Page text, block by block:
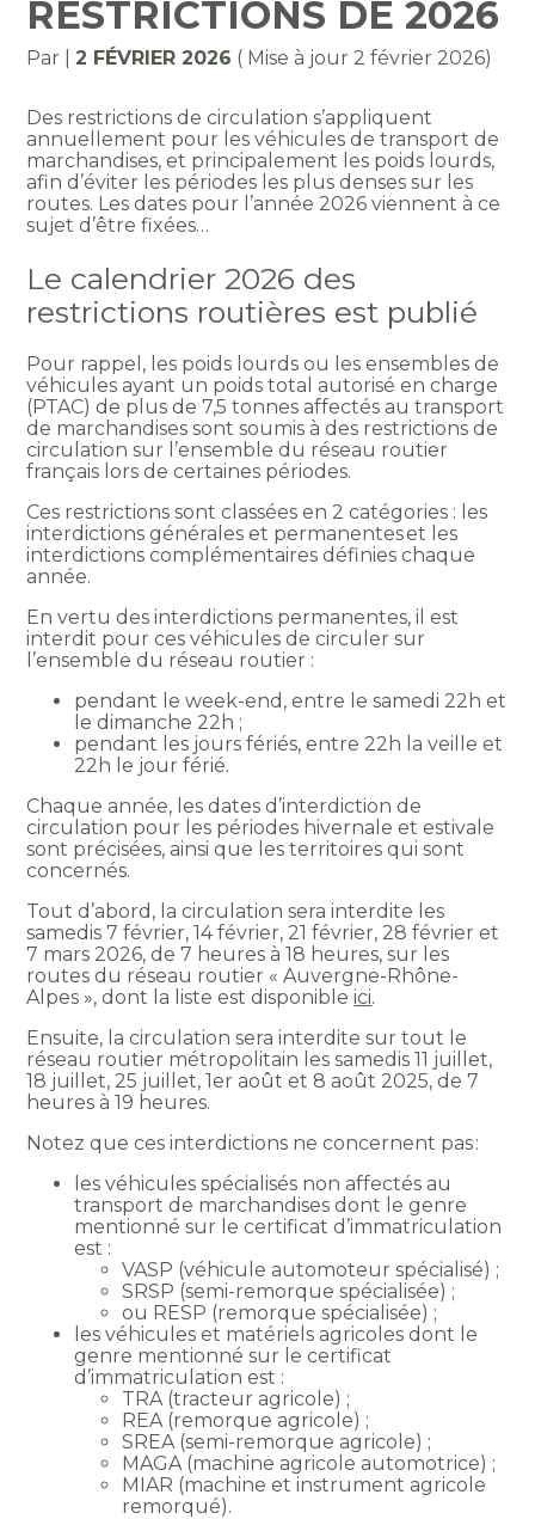
RESTRICTIONS DE 2026
Par |2 FÉVRIER 2026 ( Mise à jour 2 février 2026)
Des restrictions de circulation s’appliquent
annuellement pour les véhicules de transport de
marchandises, et principalement les poids lourds,
afin d’éviter les périodes les plus denses sur les
routes. Les dates pour l’année 2026 viennent à ce
sujet d’être fixées…
Le calendrier 2026 des
restrictions routières est publié
Pour rappel, les poids lourds ou les ensembles de
véhicules ayant un poids total autorisé en charge
(PTAC) de plus de 7,5 tonnes affectés au transport
de marchandises sont soumis à des restrictions de
circulation sur l’ensemble du réseau routier
français lors de certaines périodes.
Ces restrictions sont classées en 2 catégories : les
interdictions générales et permanentes et les
interdictions complémentaires définies chaque
année.
En vertu des interdictions permanentes, il est
interdit pour ces véhicules de circuler sur
l’ensemble du réseau routier :
pendant le week-end, entre le samedi 22h et
le dimanche 22h ;
pendant les jours fériés, entre 22h la veille et
22h le jour férié.
Chaque année, les dates d’interdiction de
circulation pour les périodes hivernale et estivale
sont précisées, ainsi que les territoires qui sont
concernés.
Tout d’abord, la circulation sera interdite les
samedis 7 février, 14 février, 21 février, 28 février et
7 mars 2026, de 7 heures à 18 heures, sur les
routes du réseau routier « Auvergne-Rhône-
Alpes », dont la liste est disponibleici.
Ensuite, la circulation sera interdite sur tout le
réseau routier métropolitain les samedis 11 juillet,
18 juillet, 25 juillet, 1er août et 8 août 2025, de 7
heures à 19 heures.
Notez que ces interdictions ne concernent pas :
les véhicules spécialisés non affectés au
transport de marchandises dont le genre
mentionné sur le certificat d’immatriculation
est :
VASP (véhicule automoteur spécialisé) ;
SRSP (semi-remorque spécialisée) ;
ou RESP (remorque spécialisée) ;
les véhicules et matériels agricoles dont le
genre mentionné sur le certificat
d’immatriculation est :
TRA (tracteur agricole) ;
REA (remorque agricole) ;
SREA (semi-remorque agricole) ;
MAGA (machine agricole automotrice) ;
MIAR (machine et instrument agricole
remorqué).